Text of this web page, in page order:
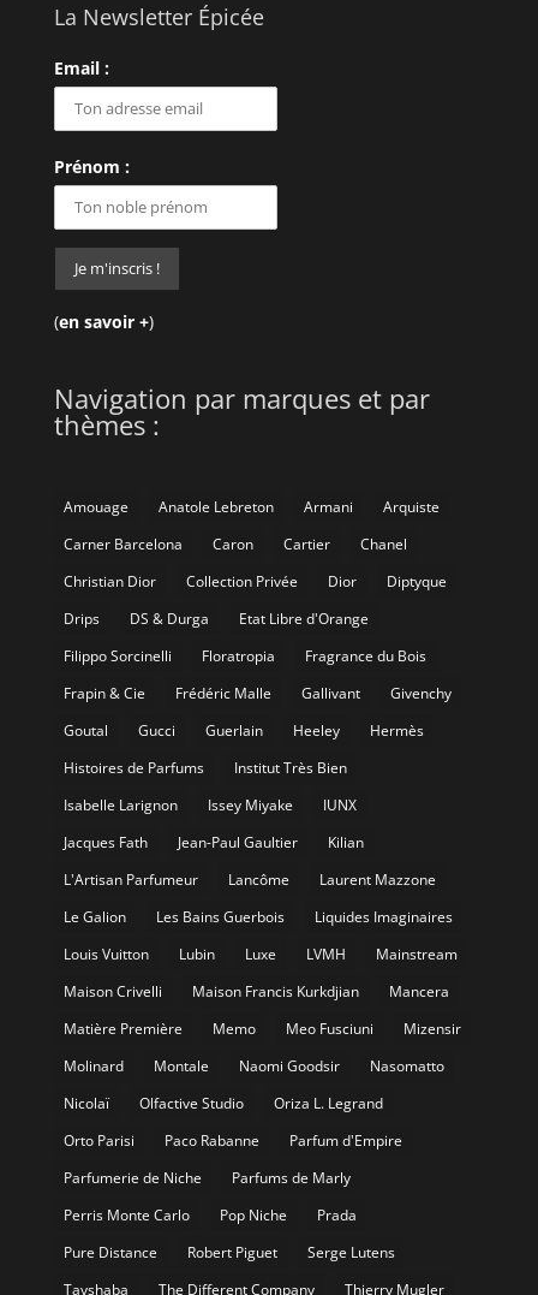
La Newsletter Épicée
Email :
Prénom :
(en savoir +)
Navigation par marques et par
thèmes :
Amouage Anatole Lebreton Armani
Arquiste
Carner Barcelona
Caron Cartier
Chanel
Christian Dior
Collection Privée Dior
Diptyque
Drips
DS & Durga
Etat Libre d'Orange
Filippo Sorcinelli
Floratropia
Fragrance du Bois
Frapin & Cie
Frédéric Malle Gallivant
Givenchy
Goutal
Gucci Guerlain Heeley
Hermès
Histoires de Parfums
Institut Très Bien
Isabelle Larignon
Issey Miyake
IUNX
Jacques Fath
Jean-Paul Gaultier
Kilian
L'Artisan Parfumeur
Lancôme
Laurent Mazzone
Le Galion
Les Bains Guerbois
Liquides Imaginaires
Louis Vuitton
Lubin Luxe LVMH
Mainstream
Maison Crivelli
Maison Francis Kurkdjian
Mancera
Matière Première
Memo Meo Fusciuni
Mizensir
Molinard
Montale Naomi Goodsir
Nasomatto
Nicolaï
Olfactive Studio
Oriza L. Legrand
Orto Parisi
Paco Rabanne
Parfum d'Empire
Parfumerie de Niche
Parfums de Marly
Perris Monte Carlo
Pop Niche
Prada
Pure Distance
Robert Piguet
Serge Lutens
Tayshaba
The Different Company Thierry Mugler